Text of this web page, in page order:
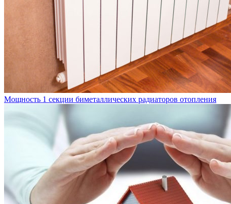
Мощность 1 секции биметаллических радиаторов отопления